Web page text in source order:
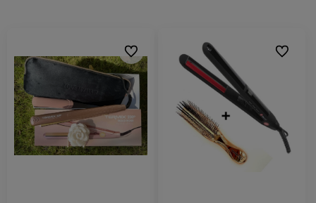
Do ulubionych Do